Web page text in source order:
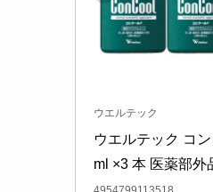
ウエルテック
ウエルテック コ
ml ×3 本 医薬部外